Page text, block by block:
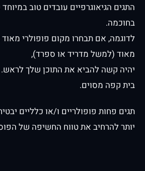
התגים הגיאוגרפיים עובדים טוב
בחוכמה.
לדוגמה, אם תבחרו מקום פופולרי מאוד
מאוד (למשל מדריד או ספרד),
יהיה קשה להביא את התוכן שלך
בית קפה מסוים.
תגים פחות פופולריים ו/או כלליים
יותר להרחיב את טווח החשיפה של